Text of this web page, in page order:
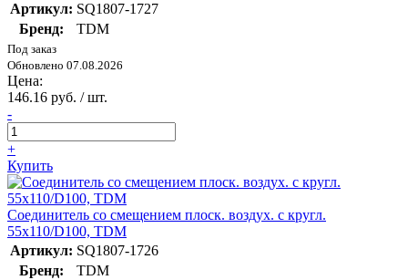
Артикул: SQ1807-1727
Бренд:
TDM
Под заказ
Обновлено 07.08.2026
Цена:
146.16 руб. / шт.
-
+
Купить
Соединитель со смещением плоск. воздух. с кругл.
55х110/D100, TDM
Артикул: SQ1807-1726
Бренд:
TDM